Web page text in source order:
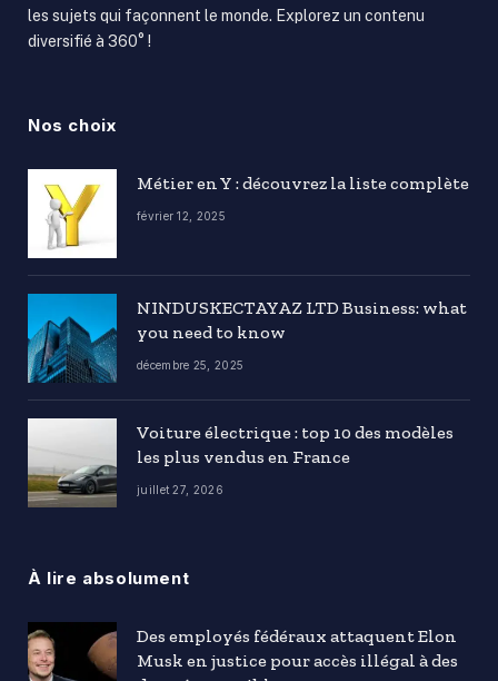
les sujets qui façonnent le monde. Explorez un contenu
diversifié à 360° !
Nos choix
Métier en Y : découvrez la liste complète
février 12, 2025
NINDUSKECTAYAZ LTD Business: what
you need to know
décembre 25, 2025
Voiture électrique : top 10 des modèles
les plus vendus en France
juillet 27, 2026
À lire absolument
Des employés fédéraux attaquent Elon
Musk en justice pour accès illégal à des